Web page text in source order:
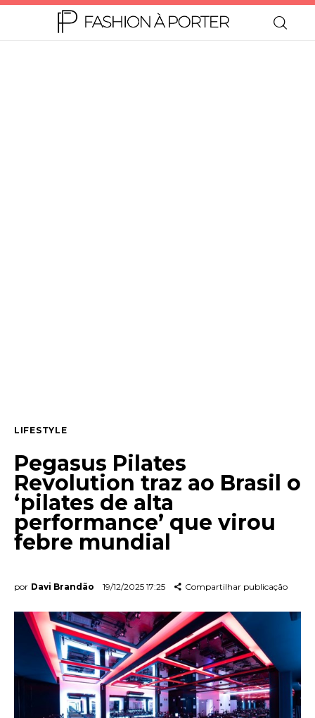
Quem somos
Contato
LIFESTYLE
Pegasus Pilates
Revolution traz ao Brasil o
‘pilates de alta
performance’ que virou
febre mundial
por Davi Brandão 19/12/2025 17:25 Compartilhar publicação